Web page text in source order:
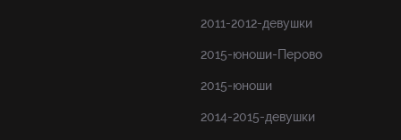
2011-2012-девушки
2015-юноши-Перово
2015-юноши
2014-2015-девушки